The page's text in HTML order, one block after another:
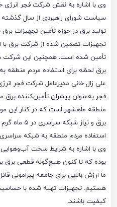
وی با اشاره به نقش شرکت فجر انرژی
سیاست شورای راهبردی از سال گذشته
تولید برق در حوزه تأمین تجهیزات
تجهیزات تضمین شده از شرکت برق با
برق لحظه برای استفاده مردم منطقه
علی زال خانی مدیرعامل شرکت فجر
منطقه ماهشهر است که در کنار این
استفاده مردم منطقه به شبکه
وی با اشاره به شرایط سخت آب‌وهوایی
بوده که تا کنون هیچ‌گونه قطعی برق
ما ارزش بالایی برای جامعه پیرامونی
هستیم. تجهیزات تهیه شده با
کیفیت باشند.